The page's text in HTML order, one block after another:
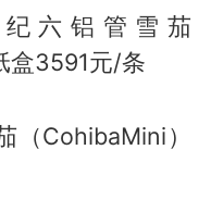
六铝管雪茄
盒3591元/条
（CohibaMini）